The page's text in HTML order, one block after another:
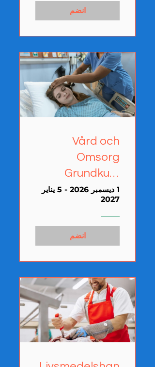
انضم
Vård och
Omsorg
Grundkurs
(Ronneby)
1 ديسمبر 2026 - 5 يناير
2027
انضم